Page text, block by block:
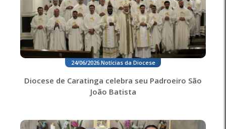
24/06/2026. Notícias da Diocese
Diocese de Caratinga celebra seu Padroeiro São
João Batista